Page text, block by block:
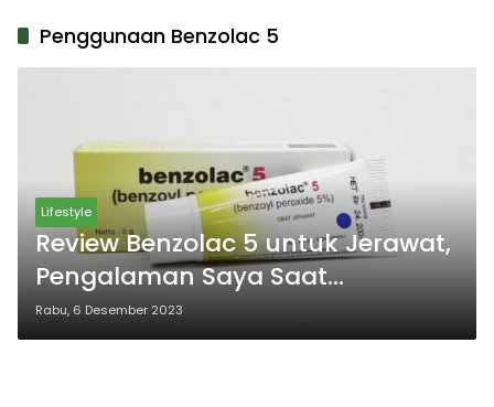
Penggunaan Benzolac 5
Lifestyle
Review Benzolac 5 untuk Jerawat,
Pengalaman Saya Saat
Menggunakannya
Rabu, 6 Desember 2023